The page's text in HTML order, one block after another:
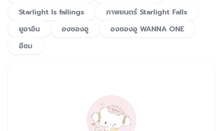
Starlight Is fallings
ภาพยนตร์ Starlight Falls
ยูอาอิน
องซองอู
องซองอู WANNA ONE
อีซม